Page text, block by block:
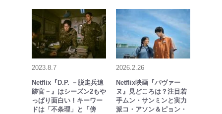
2023.8.7
Netflix『D.P. －脱走兵追
跡官－』はシーズン2もや
っぱり面白い！キーワー
ドは「不条理」と「傍
2026.2.26
Netflix映画『パヴァー
ヌ』見どころは？注目若
手ムン・サンミンと実力
派コ・アソン＆ピョン・